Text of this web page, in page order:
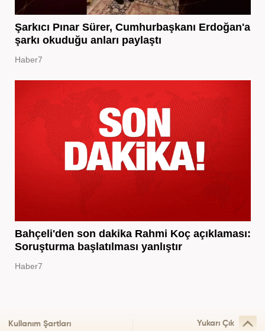
Şarkıcı Pınar Sürer, Cumhurbaşkanı Erdoğan'a
şarkı okuduğu anları paylaştı
Haber7
Bahçeli'den son dakika Rahmi Koç açıklaması:
Soruşturma başlatılması yanlıştır
Haber7
Kullanım Şartları Yukarı Çık